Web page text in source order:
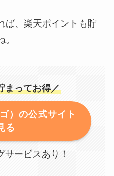
ば、楽天ポイントも貯
まってお得／
）の公式サイト
る
サービスあり！